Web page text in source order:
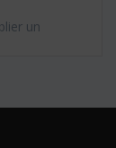
un